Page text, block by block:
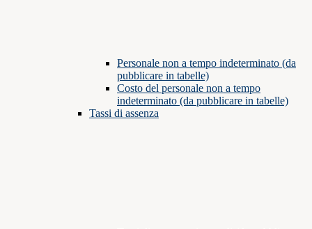
Personale non a tempo indeterminato (da
pubblicare in tabelle)
Costo del personale non a tempo
indeterminato (da pubblicare in tabelle)
Tassi di assenza